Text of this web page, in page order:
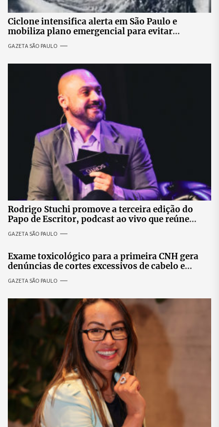
Ciclone intensifica alerta em São Paulo e
mobiliza plano emergencial para evitar
impactos no fornecimento de energia
GAZETA SÃO PAULO
Rodrigo Stuchi promove a terceira edição do
Papo de Escritor, podcast ao vivo que reúne
especialistas para discutir saúde mental e
prosperidade.
GAZETA SÃO PAULO
Exame toxicológico para a primeira CNH gera
denúncias de cortes excessivos de cabelo e
revolta entre candidatas
GAZETA SÃO PAULO